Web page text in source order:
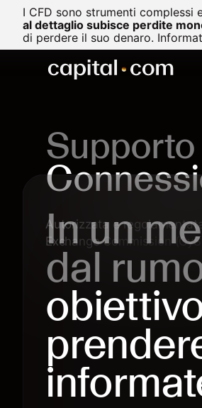
I CFD sono strumenti complessi
al dettaglio subisce perdite
di perdere il suo denaro.
In un
dal
Autorizzata e
Exchange Commission